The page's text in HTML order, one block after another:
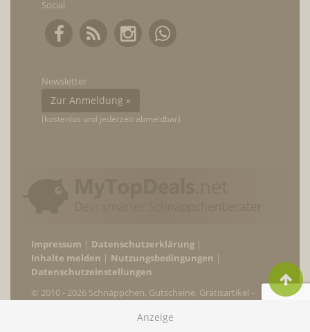
Social
Newsletter
Zur Anmeldung »
(kostenlos und jederzeit abmeldbar)
Impressum
Datenschutzerklärung
Inhalte melden
Nutzungsbedingungen
Datenschutzeinstellungen
© 2010 - 2026 Schnäppchen, Gutscheine, Gratisartikel -